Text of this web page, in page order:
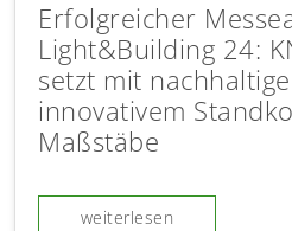
Erfolgreicher
Light&Building 24:
setzt mit
innovativem
Maßstäbe
weiterlesen